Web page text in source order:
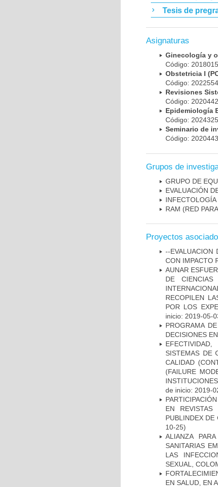
Tesis de
Asignaturas
Ginecología y
Código:
Obstetricia I
Código:
Revisiones
Código:
Epidemiología
Código:
Seminario de
Código:
Grupos de
GRUPO DE
EVALUACIÓN
RAM (RED
Proyectos
--EVALUACION
CON IMPACTO
AUNAR
DE
RECOPILEN
POR LOS
inicio: 2019-05-
PROGRAMA
DECISIONES
SISTEMAS DE
CALIDAD
(FAILURE
de inicio: 2019-
EN REVISTAS
PUBLINDEX
10-25)
ALIANZA
SANITARIAS
LAS
SEXUAL,
EN SALUD, EN